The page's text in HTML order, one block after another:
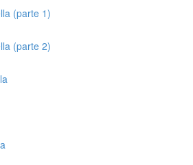
(parte 1)
(parte 2)